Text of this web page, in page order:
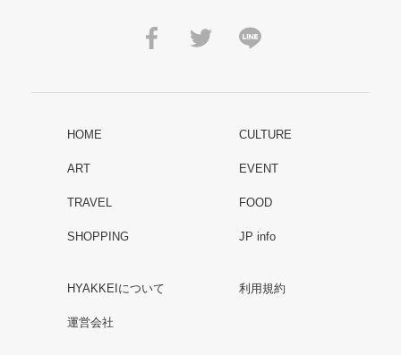
HOME CULTURE
ART EVENT
TRAVEL FOOD
SHOPPING JP info
HYAKKEIについて 利用規約
運営会社